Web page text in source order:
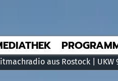
aus Rostock | UKW